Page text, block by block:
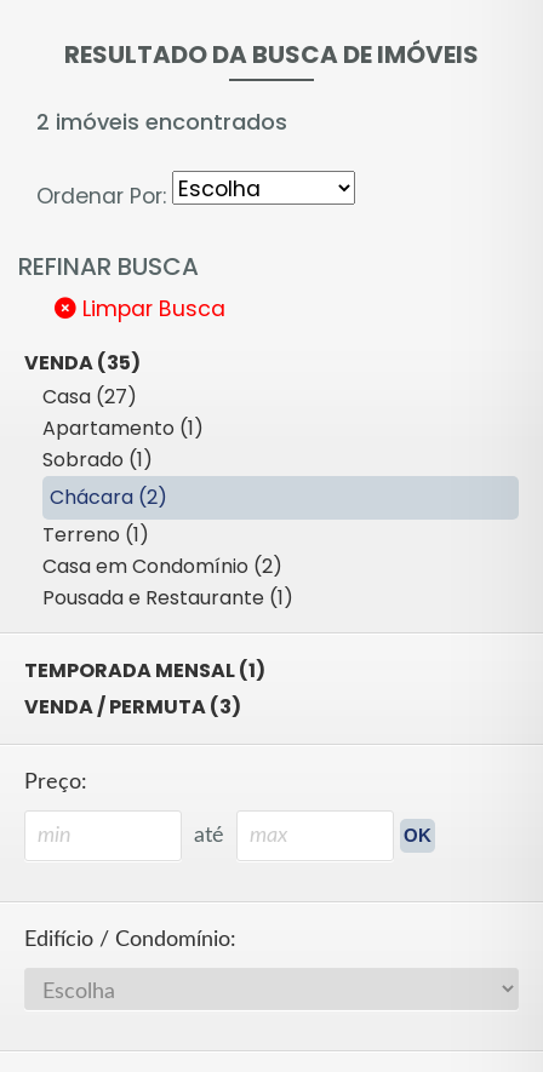
RESULTADO DA BUSCA DE IMÓVEIS
2 imóveis encontrados
Ordenar Por:
REFINAR BUSCA
Limpar Busca
VENDA (35)
Casa (27)
Apartamento (1)
Sobrado (1)
Chácara (2)
Terreno (1)
Casa em Condomínio (2)
Pousada e Restaurante (1)
TEMPORADA MENSAL (1)
VENDA / PERMUTA (3)
Preço:
até
Edifício / Condomínio: